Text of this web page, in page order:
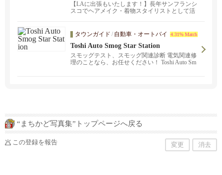
【LAに出張もいたします！】長年サンフランシ
スコでヘアメイク・着物スタイリストとして活
レンタル・着付けや結婚式のお手配もお任せく
ださい♪アメリカでも白無垢が着たい！そんなご
要望にもお応えします。
タウンガイド / 自動車・オートバイ 4.31% Match
Toshi Auto Smog Star Station
スモッグテスト、スモッグ関連診断 電気関連修
理のことなら、お任せください！ Toshi Auto Sm
“まちかど写真集”トップページへ戻る
この登録を報告 変更 消去